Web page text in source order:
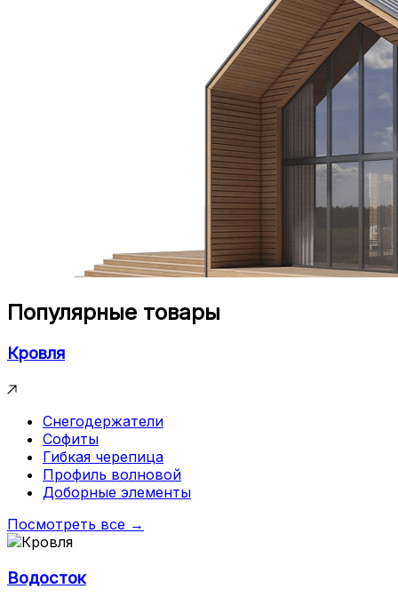
Популярные товары
Кровля
Снегодержатели
Софиты
Гибкая черепица
Профиль волновой
Доборные элементы
Посмотреть все →
Водосток